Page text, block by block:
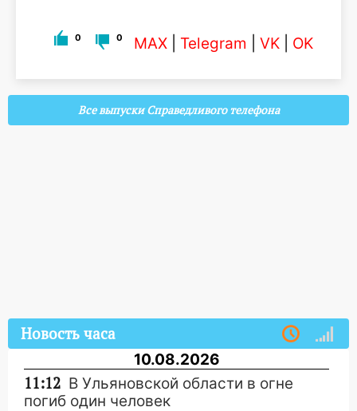
0 0 MAX Telegram VK OK
Все выпуски Справедливого телефона
Новость часа
10.08.2026
11:12 В Ульяновской области в огне
погиб один человек